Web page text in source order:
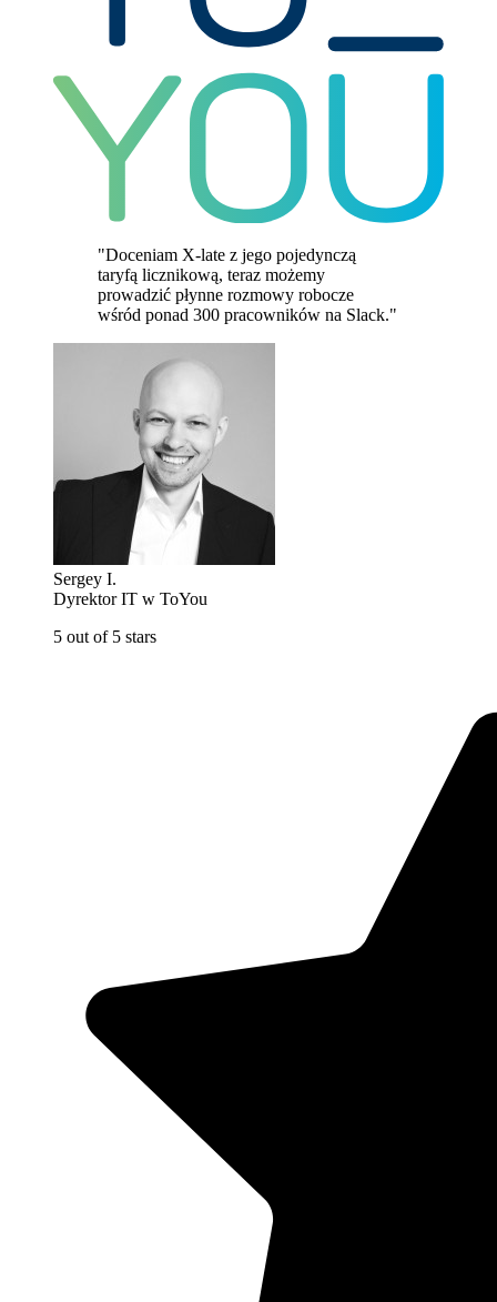
"Doceniam X-late z jego pojedynczą
taryfą licznikową, teraz możemy
prowadzić płynne rozmowy robocze
wśród ponad 300 pracowników na Slack."
Sergey I.
Dyrektor IT w ToYou
5 out of 5 stars